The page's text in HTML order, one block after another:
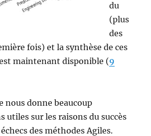
du
(plus
des
fois) et la synthèse de ces
maintenant disponible (9
nous donne beaucoup
utiles sur les raisons du succès
des méthodes Agiles.